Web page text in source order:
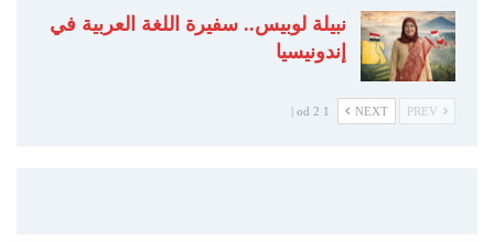
نبيلة لوبيس.. سفيرة اللغة العربية في
إندونيسيا
NEXT
1 od 2 |